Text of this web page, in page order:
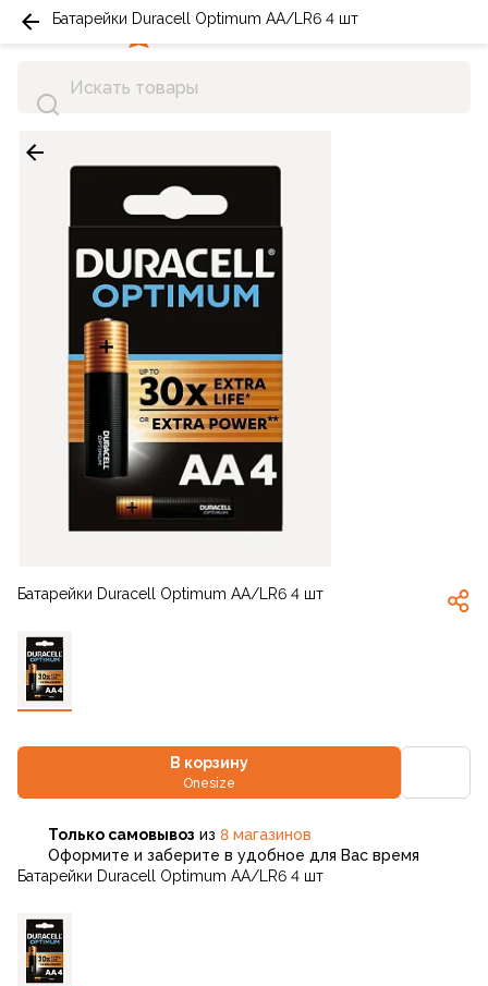
Батарейки Duracell Optimum АA/LR6 4 шт
В корзину
Onesize
Только самовывоз из 8 магазинов
Оформите и заберите в удобное для Вас время
Батарейки Duracell Optimum АA/LR6 4 шт
Батарейки Duracell Optimum АA/LR6 4 шт